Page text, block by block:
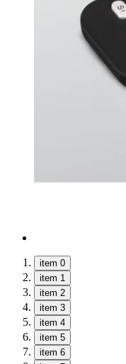
item 0
item 1
item 2
item 3
item 4
item 5
item 6